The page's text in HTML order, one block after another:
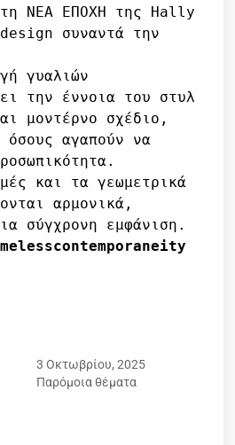
ΝΕΑ ΕΠΟΧΗ της Hally
συναντά την
γυαλιών
την έννοια του στυλ
μοντέρνο σχέδιο,
όσους αγαπούν να
και τα γεωμετρικά
αρμονικά,
σύγχρονη εμφάνιση.
3 Οκτωβρίου, 2025
Παρόμοια θέματα